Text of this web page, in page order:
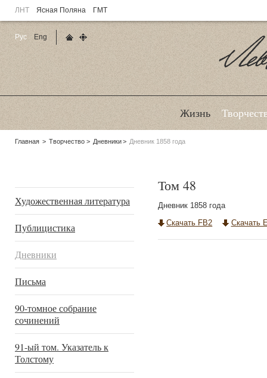
ЛНТ Ясная Поляна ГМТ
Жизнь
Родительские
Главная Творчество Дневники Дневник 1858 года
Художественная литература
Публицистика
Дневники
Письма
90-томное собрание
сочинений
91-ый том. Указатель к
Толстому
Том 48
Дневник 1858 года
Скачать FB2
Скачать
Рус
Eng